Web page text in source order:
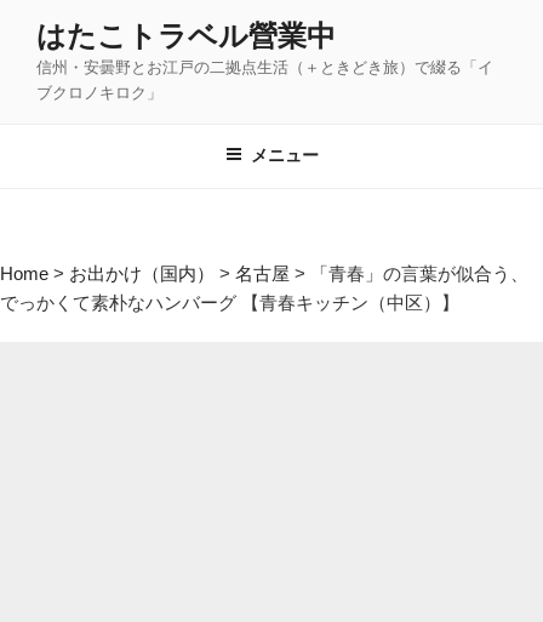
プ
はたこトラベル營業中
信州・安曇野とお江戸の二拠点生活（＋ときどき旅）で綴る「イ
ブクロノキロク」
メニュー
Home > お出かけ（国内） > 名古屋 >
「青春」の言葉が似合う、
でっかくて素朴なハンバーグ 【青春キッチン（中区）】